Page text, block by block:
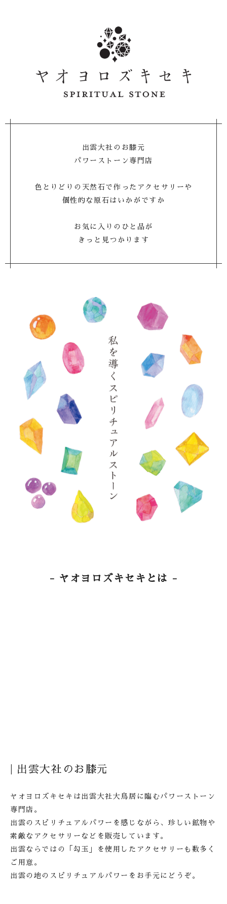
出雲大社のお膝元
パワーストーン専門店
色とりどりの天然石で作ったアクセサリーや
個性的な原石はいかがですか
お気に入りのひと品が
きっと見つかります
- ヤオヨロズキセキとは -
| 出雲大社のお膝元
ヤオヨロズキセキは出雲大社大鳥居に臨む パワーストーン
専門店。
出雲のスピリチュアルパワーを感じながら、 珍しい鉱物や
素敵なアクセサリーなどを販売しています。
出雲ならではの「勾玉」を使用したアクセサリーも 数多く
ご用意。
出雲の地のスピリチュアルパワーをお手元にどうぞ。